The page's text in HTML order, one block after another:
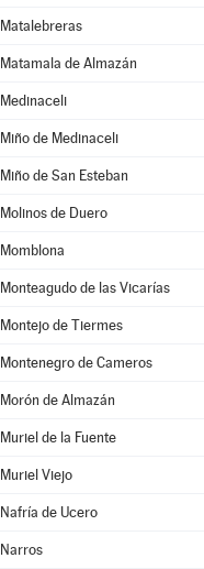
Matalebreras
Matamala de Almazán
Medinaceli
Miño de Medinaceli
Miño de San Esteban
Molinos de Duero
Momblona
Monteagudo de las Vicarías
Montejo de Tiermes
Montenegro de Cameros
Morón de Almazán
Muriel de la Fuente
Muriel Viejo
Nafría de Ucero
Narros